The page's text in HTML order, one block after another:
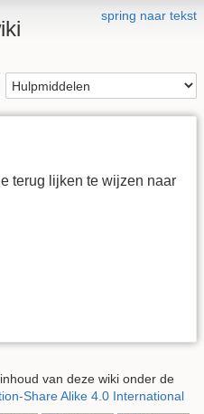
spring naar tekst
terug lijken te wijzen naar
van deze wiki onder de
Share Alike 4.0 International